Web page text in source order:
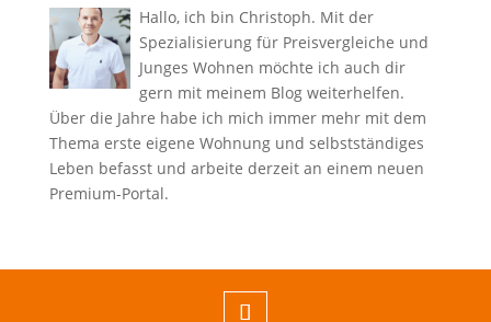
Hallo, ich bin Christoph. Mit der
Spezialisierung für Preisvergleiche und
Junges Wohnen möchte ich auch dir
gern mit meinem Blog weiterhelfen.
Über die Jahre habe ich mich immer mehr mit dem
Thema erste eigene Wohnung und selbstständiges
Leben befasst und arbeite derzeit an einem neuen
Premium-Portal.